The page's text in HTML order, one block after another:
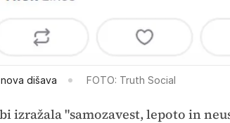
dišava FOTO: Truth Social
izražala "samozavest, lepoto in